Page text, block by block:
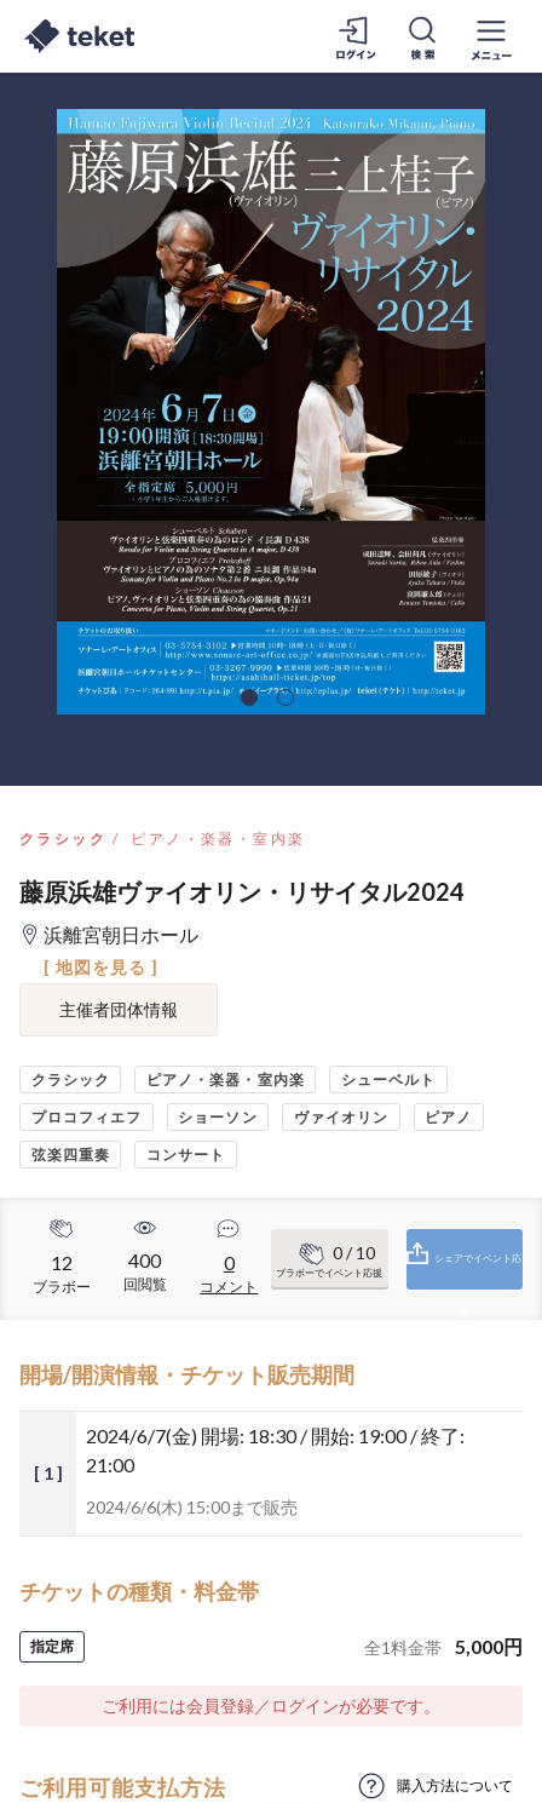
クラシック ピアノ・楽器・室内楽
藤原浜雄ヴァイオリン・リサイタル2024
浜離宮朝日ホール
[ 地図を見る ]
主催者団体情報
クラシック ピアノ・楽器・室内楽 シューベルト
プロコフィエフ ショーソン ヴァイオリン ピアノ
弦楽四重奏 コンサート
12
ブラボー
400
回閲覧
0
コメント
0/ 10
ブラボーでイベント応援
シェアでイベント応
開場/開演情報・チケット販売期間
[ 1 ]
2024/6/7(金) 開場: 18:30 / 開始: 19:00 / 終了:
21:00
2024/6/6(木) 15:00まで販売
チケットの種類・料金帯
指定席 全1料金帯 5,000円
ご利用には会員登録／ログインが必要です。
ご利用可能支払方法 購入方法について